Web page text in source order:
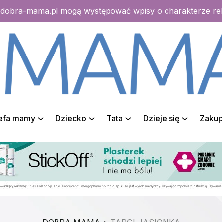
mama.pl mogą występować wpisy o charakterze
mamy Dziecko Tata Dzieje się